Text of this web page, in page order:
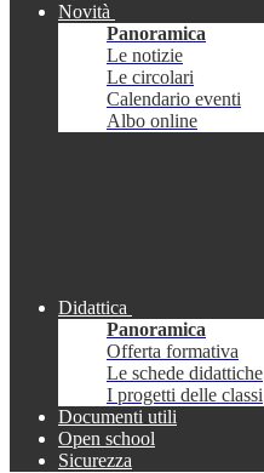
Novità
Panoramica
Le notizie
Le circolari
Calendario eventi
Albo online
Didattica
Panoramica
Offerta formativa
Le schede didattiche
I progetti delle classi
Documenti utili
Open school
Sicurezza